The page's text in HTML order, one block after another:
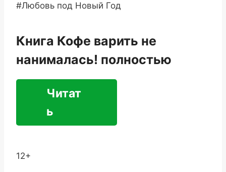
#Любовь под Новый Год
Книга Кофе варить не
нанималась! полностью
Читат
ь
12+